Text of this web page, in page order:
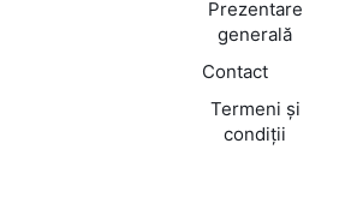
Prezentare
generală
Contact
Termeni și
condiții